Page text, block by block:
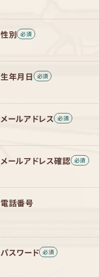
性別
生年月日
メールアドレス
メールアドレス確認
電話番号
パスワード